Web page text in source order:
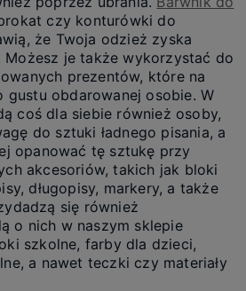
czy konturówki do
że Twoja odzież zyska
Możesz je także wykorzystać do
prezentów, które na
gustu obdarowanej osobie. W
coś dla siebie również osoby,
do sztuki ładnego pisania, a
opanować tę sztukę przy
akcesoriów, takich jak bloki
długopisy, markery, a także
się również
o nich w naszym sklepie
szkolne, farby dla dzieci,
a nawet teczki czy materiały